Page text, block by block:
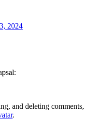
2024
and deleting
.